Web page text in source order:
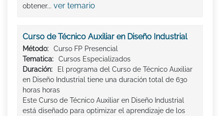
obtener... ver temario
Curso de Técnico Auxiliar en Diseño Industrial
Método:
Curso FP Presencial
Tematica:
Cursos Especializados
Duración:
El programa del Curso de Técnico Auxiliar
en Diseño Industrial tiene una duración total de 630
horas horas
Este Curso de Técnico Auxiliar en Diseño Industrial
está diseñado para optimizar el aprendizaje de los